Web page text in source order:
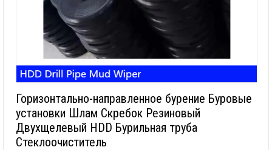
Горизонтально-направленное бурение Буровые
установки Шлам Скребок Резиновый
Двухщелевый HDD Бурильная труба
Стеклоочиститель